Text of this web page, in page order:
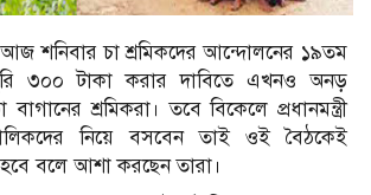
শনিবার চা শ্রমিকদের আন্দোলনের ১৯তম
৩০০ টাকা করার দাবিতে এখনও অনড়
বাগানের শ্রমিকরা। তবে বিকেলে প্রধানমন্ত্রী
নিয়ে বসবেন তাই ওই বৈঠকেই
বলে আশা করছেন তারা।